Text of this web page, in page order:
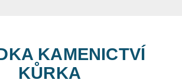
KAMENICTVÍ
KŮRKA